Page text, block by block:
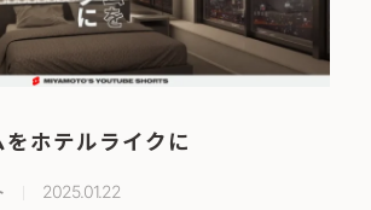
ホテルライクに
2025.01.22